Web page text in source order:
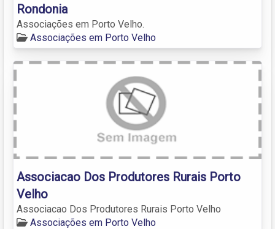
Rondonia
Associações em Porto Velho.
Associações em Porto Velho
Associacao Dos Produtores Rurais Porto
Velho
Associacao Dos Produtores Rurais Porto Velho
Associações em Porto Velho